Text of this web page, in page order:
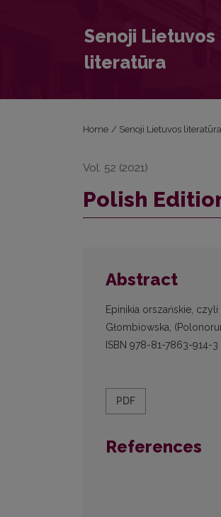
Senoji Lietuvos
literatūra
Home / Senoji Lietuvos literatūra
Vol. 52 (2021)
Polish
Abstract
Epinikia orszańskie,
Głombiowska,
ISBN 978-81-7863-914-3
PDF
References